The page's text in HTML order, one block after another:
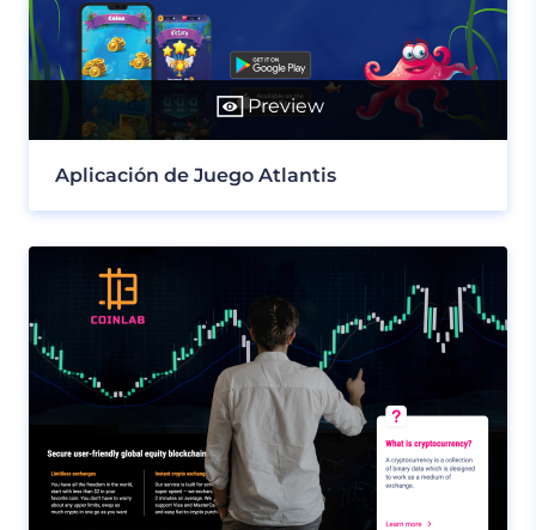
Preview
Aplicación de Juego Atlantis